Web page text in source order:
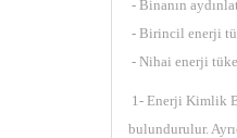
- Binanın
- Birincil enerji
- Nihai enerji
1- Enerji Kimlik
bulundurulur.